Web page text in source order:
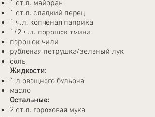
1 ст.л. майоран
1 ст.л. сладкий перец
1 ч.л. копченая паприка
1/2 ч.л. порошок тмина
порошок чили
рубленая петрушка/зеленый лук
соль
Жидкости:
1 л овощного бульона
масло
Остальные:
2 ст.л. гороховая мука